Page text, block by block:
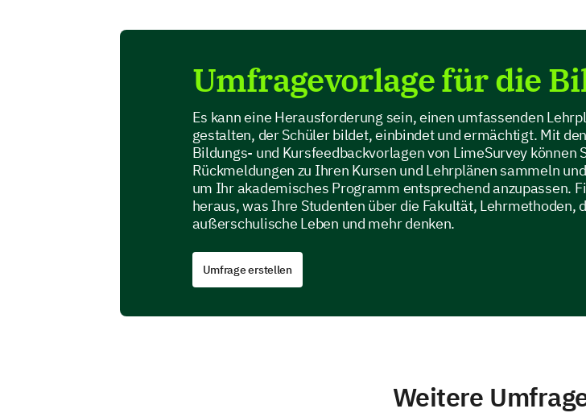
Umfragevorlage für die
Es kann eine Herausforderung sein, einen umfassenden
gestalten, der Schüler bildet, einbindet und ermächtigt. Mit
Bildungs- und Kursfeedbackvorlagen von LimeSurvey können
Rückmeldungen zu Ihren Kursen und Lehrplänen sammeln
um Ihr akademisches Programm entsprechend anzupassen.
heraus, was Ihre Studenten über die Fakultät, Lehrmethoden,
außerschulische Leben und mehr denken.
Umfrage erstellen
Weitere